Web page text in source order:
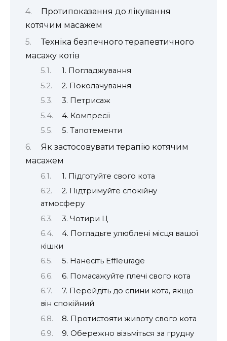
Протипоказання до лікування
котячим масажем
Техніка безпечного терапевтичного
масажу котів
1. Погладжування
2. Поколачування
3. Петрисаж
4. Компресії
5. Тапотементи
Як застосовувати терапію котячим
масажем
1. Підготуйте свого кота
2. Підтримуйте спокійну
атмосферу
3. Чотири Ц
4. Погладьте улюблені місця вашої
кішки
5. Нанесіть Effleurage
6. Помасажуйте плечі свого кота
7. Перейдіть до спини кота, якщо
він спокійний
8. Протистояти животу свого кота
9. Обережно візьміться за грудну